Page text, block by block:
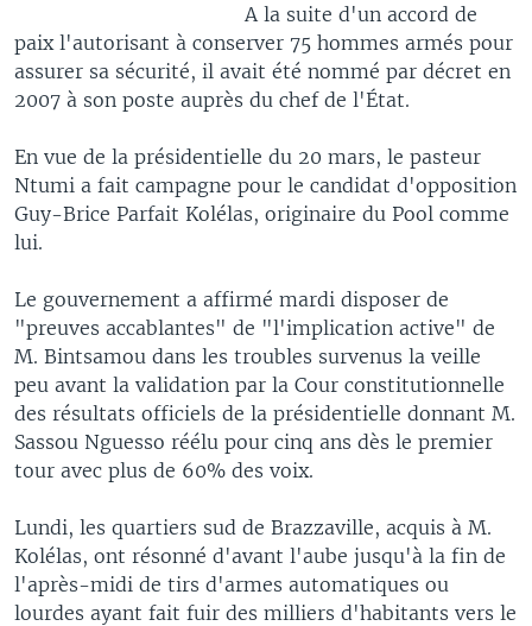
A la suite d'un accord de
paix l'autorisant à conserver 75 hommes armés pour
assurer sa sécurité, il avait été nommé par décret en
2007 à son poste auprès du chef de l'État.
En vue de la présidentielle du 20 mars, le pasteur
Ntumi a fait campagne pour le candidat d'opposition
Guy-Brice Parfait Kolélas, originaire du Pool comme
lui.
Le gouvernement a affirmé mardi disposer de
"preuves accablantes" de "l'implication active" de
M. Bintsamou dans les troubles survenus la veille
peu avant la validation par la Cour constitutionnelle
des résultats officiels de la présidentielle donnant M.
Sassou Nguesso réélu pour cinq ans dès le premier
tour avec plus de 60% des voix.
Lundi, les quartiers sud de Brazzaville, acquis à M.
Kolélas, ont résonné d'avant l'aube jusqu'à la fin de
l'après-midi de tirs d'armes automatiques ou
lourdes ayant fait fuir des milliers d'habitants vers le